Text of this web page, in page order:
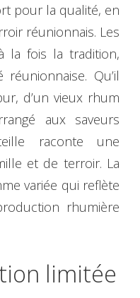
pour la qualité, en
réunionnais. Les
la fois la tradition,
Qu’il
d’un vieux rhum
aux saveurs
raconte une
et de terroir. La
variée qui reflète
rhumière
limitée